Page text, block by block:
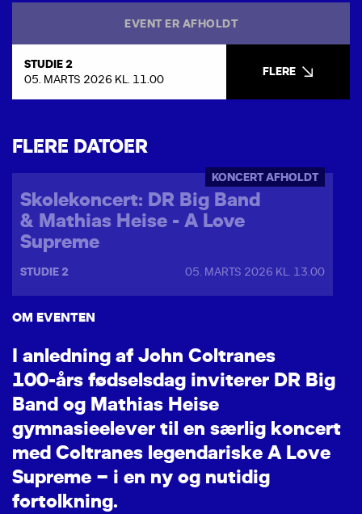
EVENT ER AFHOLDT
STUDIE 2
05. MARTS 2026 KL. 11.00
FLERE
FLERE DATOER
Skolekoncert: DR Big Band
& Mathias Heise - A Love
Supreme
KONCERT AFHOLDT
STUDIE 2 05. MARTS 2026 KL. 13.00
OM EVENTEN
I anledning af John Coltranes
100-års fødselsdag inviterer DR Big
Band og Mathias Heise
gymnasieelever til en særlig koncert
med Coltranes legendariske A Love
Supreme – i en ny og nutidig
fortolkning.